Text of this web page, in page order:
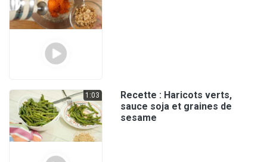
1:03
Recette : Haricots verts,
sauce soja et graines de
sesame